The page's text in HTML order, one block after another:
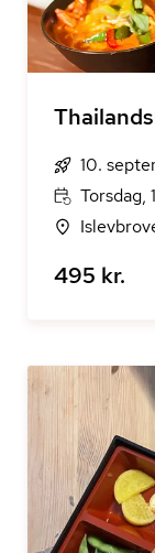
10.
Torsdag,
495 kr.